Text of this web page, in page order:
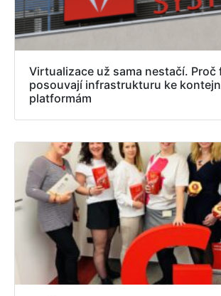
Virtualizace už sama nestačí. Proč
posouvají infrastrukturu ke
platformám